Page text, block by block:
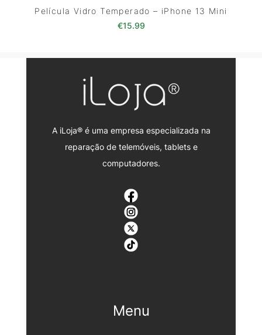
Película Vidro Temperado – iPhone 13 Mini
€15.99
A iLoja® é uma empresa especializada na
reparação de telemóveis, tablets e
computadores.
Menu